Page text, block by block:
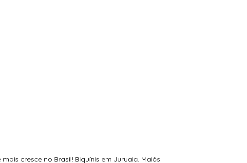
cresce no Brasil! Biquínis em Juruaia. Maiôs